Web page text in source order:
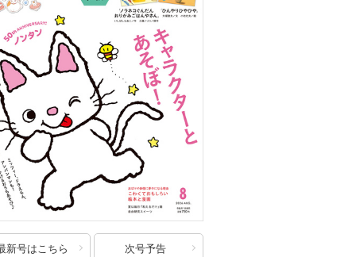
新号はこちら 次号予告